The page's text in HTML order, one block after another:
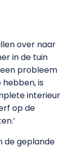
over naar
in de tuin
probleem
hebben, is
interieur
op de
de geplande